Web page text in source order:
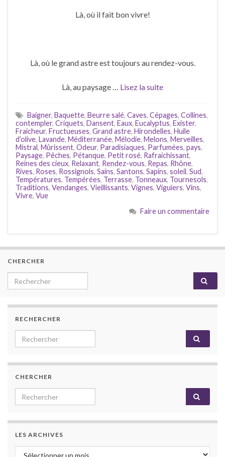
Là, où il fait bon vivre!
Là, où le grand astre est toujours au rendez-vous.
Là, au paysage … Lisez la suite
Baigner, Baquette, Beurre salé, Caves, Cépages, Collines,
contempler, Criquets, Dansent, Eaux, Eucalyptus, Exister,
Fraicheur, Fructueuses, Grand astre, Hirondelles, Huile
d’olive, Lavande, Méditerranée, Mélodie, Melons, Merveilles,
Mistral, Mûrissent, Odeur, Paradisiaques, Parfumées, pays,
Paysage, Pêches, Pétanque, Petit rosé, Rafraichissant,
Reines des cieux, Relaxant, Rendez-vous, Repas, Rhône,
Rives, Roses, Rossignols, Sains, Santons, Sapins, soleil, Sud,
Températures, Tempérées, Terrasse, Tonneaux, Tournesols,
Traditions, Vendanges, Vieillissants, Vignes, Viguiers, Vins,
Vivre, Vue
Faire un commentaire
CHERCHER
Search for:
RECHERCHER
Search for:
CHERCHER
Search for:
LES ARCHIVES
Les archives